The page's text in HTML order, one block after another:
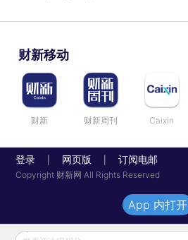
财新移动
财新 财新周刊 Caixin
登录 网页版 订阅电邮
Copyright 财新网 All Rights Reserved
App 内打开